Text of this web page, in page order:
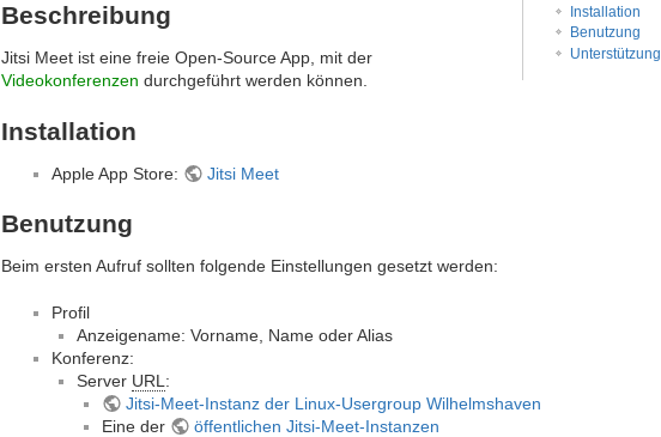
Installation
Benutzung
Unterstützung
Beschreibung
Jitsi Meet ist eine freie Open-Source App, mit der
Videokonferenzen durchgeführt werden können.
Installation
Apple App Store: Jitsi Meet
Benutzung
Beim ersten Aufruf sollten folgende Einstellungen gesetzt werden:
Profil
Anzeigename: Vorname, Name oder Alias
Konferenz:
Server URL :
Jitsi-Meet-Instanz der Linux-Usergroup Wilhelmshaven
Eine der
öffentlichen Jitsi-Meet-Instanzen